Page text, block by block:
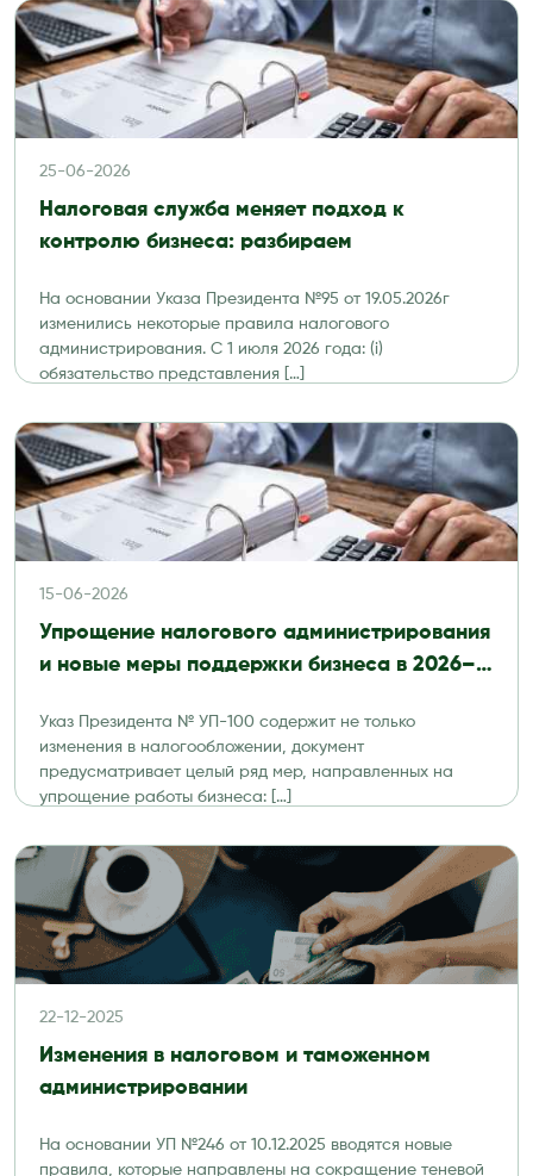
25-06-2026
Налоговая служба меняет подход к
контролю бизнеса: разбираем
На основании Указа Президента №95 от 19.05.2026г
изменились некоторые правила налогового
администрирования. С 1 июля 2026 года: (i)
обязательство представления […]
15-06-2026
Упрощение налогового администрирования
и новые меры поддержки бизнеса в 2026–
Указ Президента № УП-100 содержит не только
изменения в налогообложении, документ
предусматривает целый ряд мер, направленных на
упрощение работы бизнеса: […]
22-12-2025
Изменения в налоговом и таможенном
администрировании
На основании УП №246 от 10.12.2025 вводятся новые
правила, которые направлены на сокращение теневой